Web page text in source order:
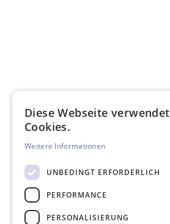
Diese Webseite verwendet
Cookies.
Weitere Informationen
UNBEDINGT ERFORDERLICH
PERFORMANCE
PERSONALISIERUNG